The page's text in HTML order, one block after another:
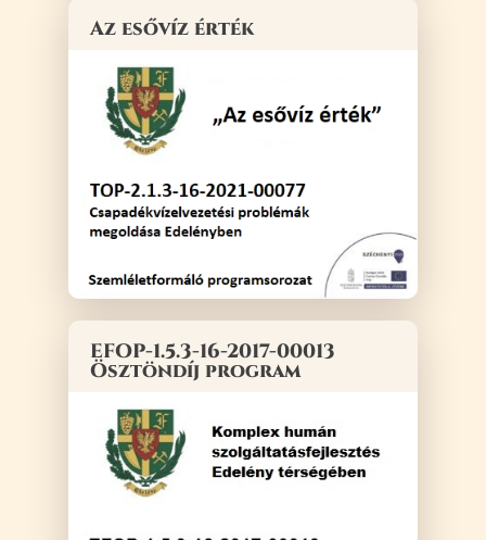
Az esővíz érték
EFOP-1.5.3-16-2017-00013
Ösztöndíj program